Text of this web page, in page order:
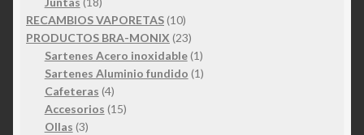
productos
RECAMBIOS VAPORETAS 1010
productos
PRODUCTOS BRA-MONIX 2323
productos
Sartenes Acero inoxidable 11
producto
Sartenes Aluminio fundido 11
Cafeteras 44
productos
Accesorios 1515
Ollas 33